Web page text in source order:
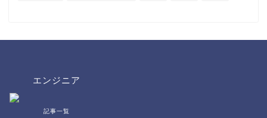
エンジニア
記事一覧